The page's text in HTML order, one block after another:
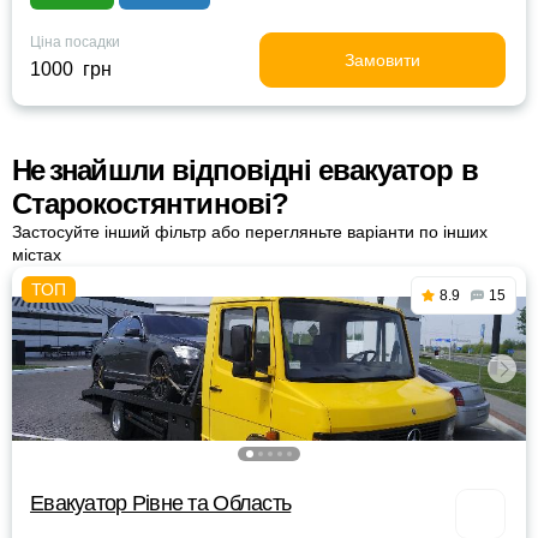
Ціна посадки
1000 грн Замовити
Не знайшли відповідні евакуатор в
Старокостянтинові?
Застосуйте інший фільтр або перегляньте варіанти по інших
містах
8.9 15
Евакуатор Рівне та Область